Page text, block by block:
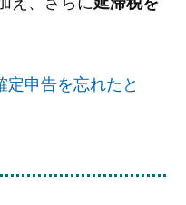
申告を忘れたと